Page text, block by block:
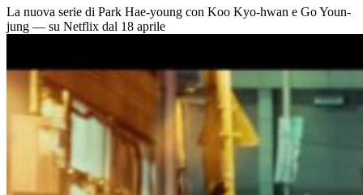
La nuova serie di Park Hae-young con Koo Kyo-hwan e Go Youn-
jung — su Netflix dal 18 aprile